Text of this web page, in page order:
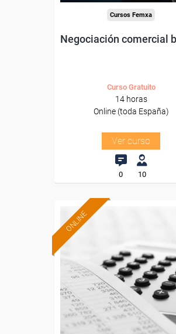
Cursos Femxa
Negociación comercial
Curso Gratuito
14 horas
Online (toda España)
Ver curso
0 10
ONLINE
subvencionada.
Para desempleados,
trabajadores y autónomos.
Sector
-Administración.